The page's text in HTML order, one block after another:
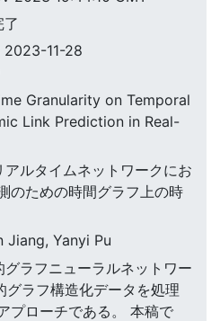
了
2023-11-28
Granularity on Temporal
Link Prediction in Real-
ルタイムネットワークにお
のための時間グラフ上の時
Jiang, Yanyi Pu
ラフニューラルネットワー
グラフ構造化データを処理
プローチである。 本稿で